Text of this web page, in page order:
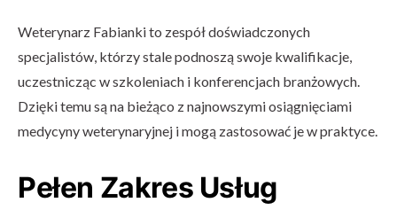
Weterynarz Fabianki to zespół doświadczonych
specjalistów, którzy stale podnoszą swoje kwalifikacje,
uczestnicząc w szkoleniach i konferencjach branżowych.
Dzięki temu są na bieżąco z najnowszymi osiągnięciami
medycyny weterynaryjnej i mogą zastosować je w praktyce.
Pełen Zakres Usług